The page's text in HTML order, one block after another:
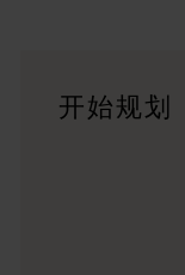
<p>准备好探索了？
开始规划